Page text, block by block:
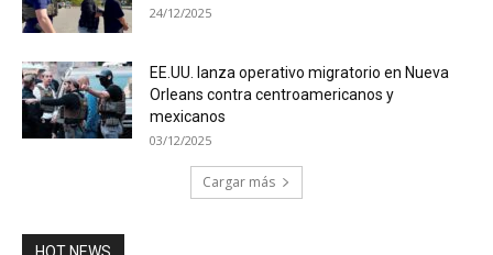
24/12/2025
EE.UU. lanza operativo migratorio en Nueva
Orleans contra centroamericanos y
mexicanos
03/12/2025
Cargar más